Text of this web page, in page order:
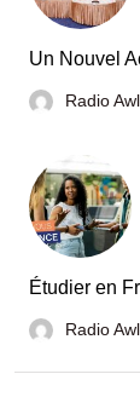
Un Nouvel
Radio
Étudier en
Radio